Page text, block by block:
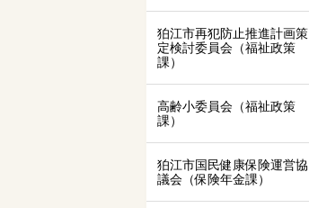
狛江市再犯防止推進計画策
定検討委員会（福祉政策
課）
高齢小委員会（福祉政策
課）
狛江市国民健康保険運営協
議会（保険年金課）